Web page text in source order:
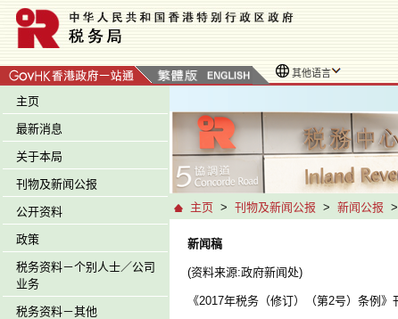
其他语言
主页
最新消息
关于本局
刊物及新闻公报
公开资料
政策
税务资料－个别人士／公司
业务
税务资料－其他
主页 > 刊物及新闻公报 > 新闻公报 >
新闻稿
(资料来源:政府新闻处)
《2017年税务（修订）（第2号）条例》